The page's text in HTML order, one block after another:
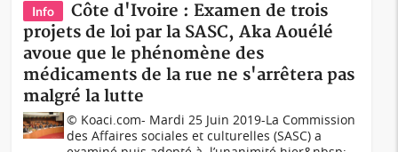
Info
Côte d'Ivoire : Examen de trois
projets de loi par la SASC, Aka Aouélé
avoue que le phénomène des
médicaments de la rue ne s'arrêtera pas
malgré la lutte
© Koaci.com- Mardi 25 Juin 2019-La Commission
des Affaires sociales et culturelles (SASC) a